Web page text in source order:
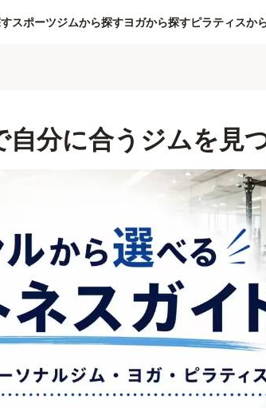
スポーツジムから探すヨガから探すピラティスか
分に合うジムを見